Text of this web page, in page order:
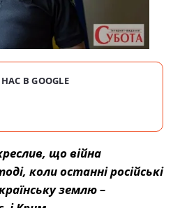
В GOOGLE
що війна
коли останні російські
землю –